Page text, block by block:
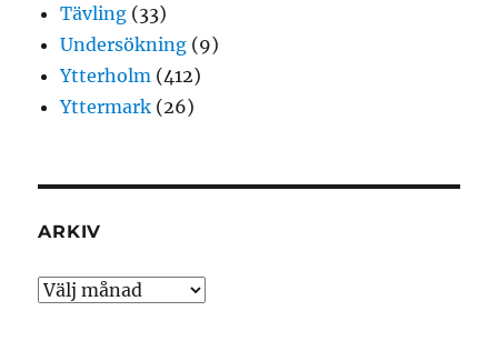
Tävling (33)
Undersökning (9)
Ytterholm (412)
Yttermark (26)
ARKIV
Arkiv